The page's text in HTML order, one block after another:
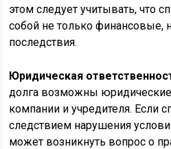
этом следует учитывать, что
собой не только финансовые,
последствия.
Юридическая
долга возможны
компании и учредителя. Если
следствием нарушения
может возникнуть вопрос о